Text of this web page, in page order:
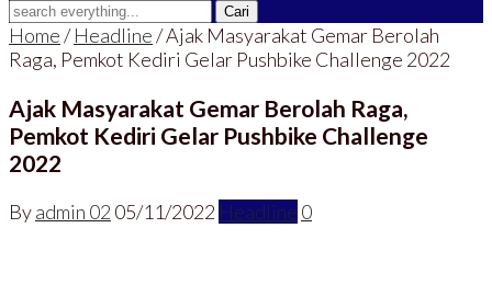
Home/Headline/Ajak Masyarakat Gemar Berolah
Raga, Pemkot Kediri Gelar Pushbike Challenge 2022
Ajak Masyarakat Gemar Berolah Raga,
Pemkot Kediri Gelar Pushbike Challenge
2022
Byadmin 02 05/11/2022 Headline 0